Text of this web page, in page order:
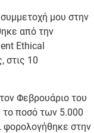
μου στην
από την
Ethical
στις 10
Φεβρουάριο του
το ποσό των 5.000
φορολογήθηκε στην